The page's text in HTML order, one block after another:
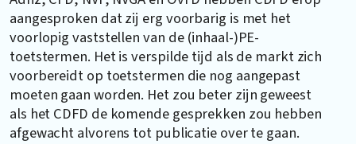
aangesproken dat zij erg voorbarig is met het
voorlopig vaststellen van de (inhaal-)PE-
toetstermen. Het is verspilde tijd als de markt zich
voorbereidt op toetstermen die nog aangepast
moeten gaan worden. Het zou beter zijn geweest
als het CDFD de komende gesprekken zou hebben
afgewacht alvorens tot publicatie over te gaan.